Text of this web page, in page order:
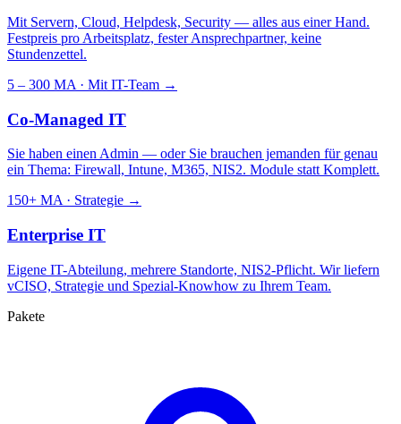
Mit Servern, Cloud, Helpdesk, Security — alles aus einer Hand.
Festpreis pro Arbeitsplatz, fester Ansprechpartner, keine
Stundenzettel.
5 – 300 MA · Mit IT-Team →
Co-Managed IT
Sie haben einen Admin — oder Sie brauchen jemanden für genau
ein Thema: Firewall, Intune, M365, NIS2. Module statt Komplett.
150+ MA · Strategie →
Enterprise IT
Eigene IT-Abteilung, mehrere Standorte, NIS2-Pflicht. Wir liefern
vCISO, Strategie und Spezial-Knowhow zu Ihrem Team.
Pakete